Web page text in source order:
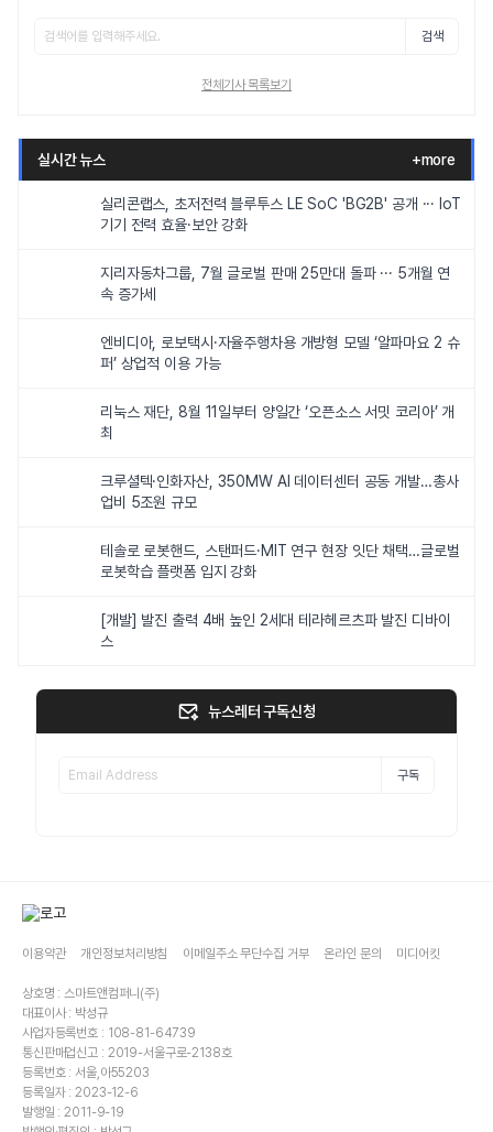
검색
전체기사 목록보기
실시간 뉴스 +more
실리콘랩스, 초저전력 블루투스 LE SoC 'BG2B' 공개 ··· IoT
기기 전력 효율·보안 강화
지리자동차그룹, 7월 글로벌 판매 25만대 돌파 ··· 5개월 연
속 증가세
엔비디아, 로보택시·자율주행차용 개방형 모델 ‘알파마요 2 슈
퍼’ 상업적 이용 가능
리눅스 재단, 8월 11일부터 양일간 ‘오픈소스 서밋 코리아’ 개
최
크루셜텍·인화자산, 350MW AI 데이터센터 공동 개발…총사
업비 5조원 규모
테솔로 로봇핸드, 스탠퍼드·MIT 연구 현장 잇단 채택…글로벌
로봇학습 플랫폼 입지 강화
[개발] 발진 출력 4배 높인 2세대 테라헤르츠파 발진 디바이
스
뉴스레터 구독신청
구독
이용약관 개인정보처리방침 이메일주소 무단수집 거부 온라인 문의 미디어킷
상호명 : 스마트앤컴퍼니(주)
대표이사 : 박성규
사업자등록번호 : 108-81-64739
통신판매업신고 : 2019-서울구로-2138호
등록번호 : 서울,아55203
등록일자 : 2023-12-6
발행일 : 2011-9-19